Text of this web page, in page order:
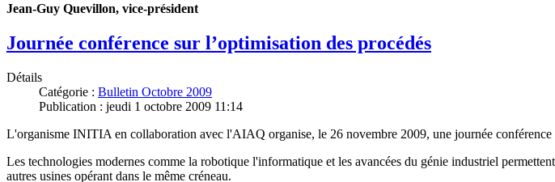
Jean-Guy Quevillon, vice-président
Journée conférence sur l’optimisation des procédés
Détails
Catégorie : Bulletin Octobre 2009
Publication : jeudi 1 octobre 2009 11:14
L'organisme INITIA en collaboration avec l'AIAQ organise, le 26 novembre 2009, une journée conférence
Les technologies modernes comme la robotique l'informatique et les avancées du génie industriel
autres usines opérant dans le même créneau.